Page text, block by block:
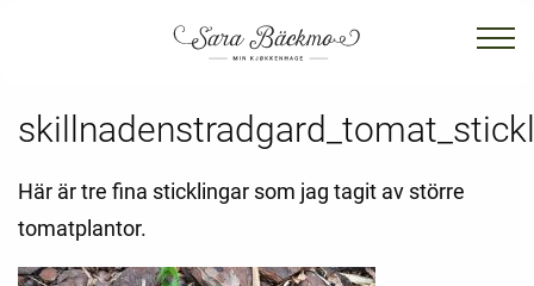
Här är tre fina sticklingar som jag tagit av större
tomatplantor.